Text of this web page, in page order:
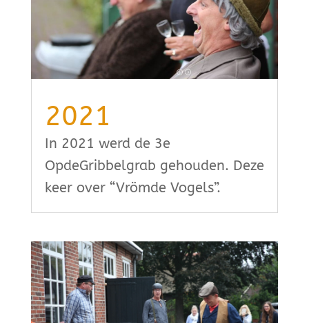
2021
In 2021 werd de 3e
OpdeGribbelgrab gehouden. Deze
keer over “Vrömde Vogels”.